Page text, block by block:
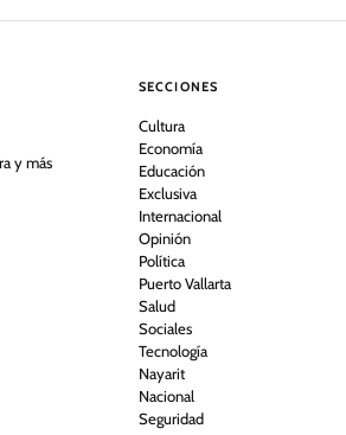
y más
SECCIONES
Cultura
Economía
Educación
Exclusiva
Internacional
Opinión
Política
Puerto Vallarta
Salud
Sociales
Tecnología
Nayarit
Nacional
Seguridad